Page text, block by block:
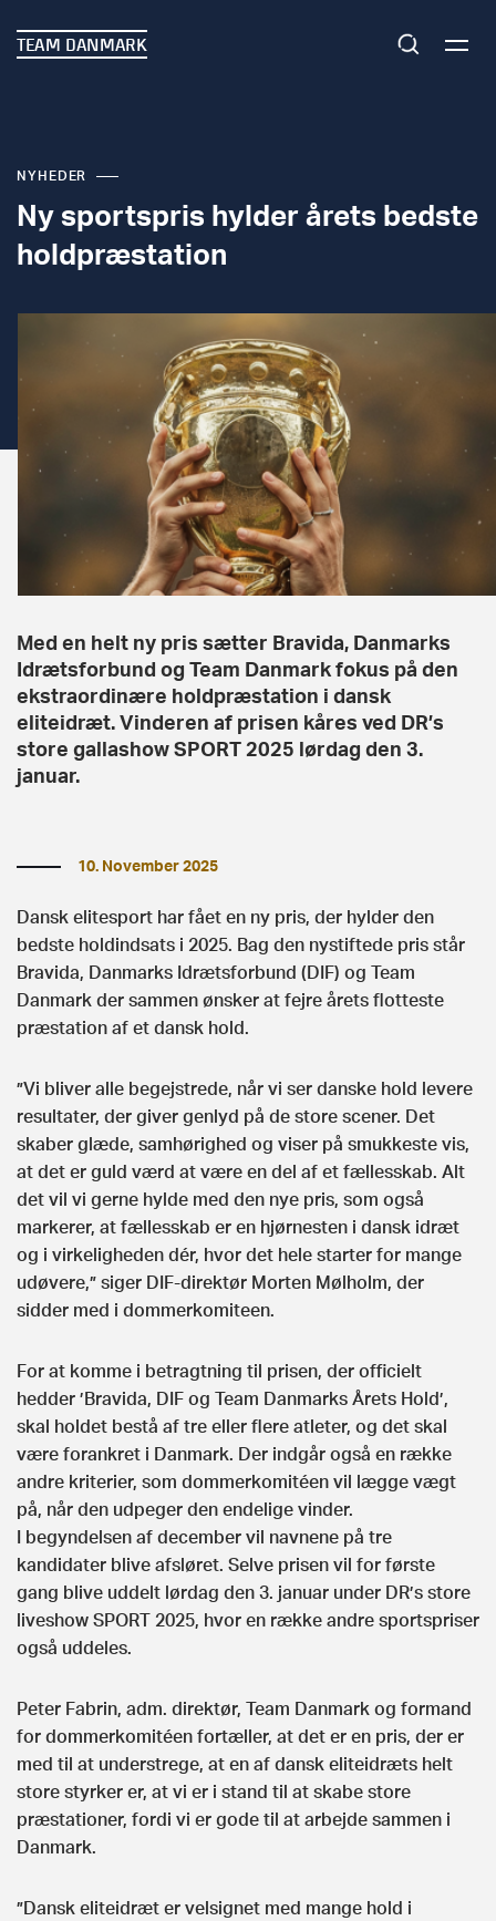
TEAM DANMARK
NYHEDER
Ny sportspris hylder årets bedste
holdpræstation
Med en helt ny pris sætter Bravida, Danmarks
Idrætsforbund og Team Danmark fokus på den
ekstraordinære holdpræstation i dansk
eliteidræt. Vinderen af prisen kåres ved DR’s
store gallashow SPORT 2025 lørdag den 3.
januar.
10. November 2025
Dansk elitesport har fået en ny pris, der hylder den
bedste holdindsats i 2025. Bag den nystiftede pris står
Bravida, Danmarks Idrætsforbund (DIF) og Team
Danmark der sammen ønsker at fejre årets flotteste
præstation af et dansk hold.
”Vi bliver alle begejstrede, når vi ser danske hold levere
resultater, der giver genlyd på de store scener. Det
skaber glæde, samhørighed og viser på smukkeste vis,
at det er guld værd at være en del af et fællesskab. Alt
det vil vi gerne hylde med den nye pris, som også
markerer, at fællesskab er en hjørnesten i dansk idræt
og i virkeligheden dér, hvor det hele starter for mange
udøvere,” siger DIF-direktør Morten Mølholm, der
sidder med i dommerkomiteen.
For at komme i betragtning til prisen, der officielt
hedder ’Bravida, DIF og Team Danmarks Årets Hold’,
skal holdet bestå af tre eller flere atleter, og det skal
være forankret i Danmark. Der indgår også en række
andre kriterier, som dommerkomitéen vil lægge vægt
på, når den udpeger den endelige vinder.
I begyndelsen af december vil navnene på tre
kandidater blive afsløret. Selve prisen vil for første
gang blive uddelt lørdag den 3. januar under DR’s store
liveshow SPORT 2025, hvor en række andre sportspriser
også uddeles.
Peter Fabrin, adm. direktør, Team Danmark og formand
for dommerkomitéen fortæller, at det er en pris, der er
med til at understrege, at en af dansk eliteidræts helt
store styrker er, at vi er i stand til at skabe store
præstationer, fordi vi er gode til at arbejde sammen i
Danmark.
”Dansk eliteidræt er velsignet med mange hold i